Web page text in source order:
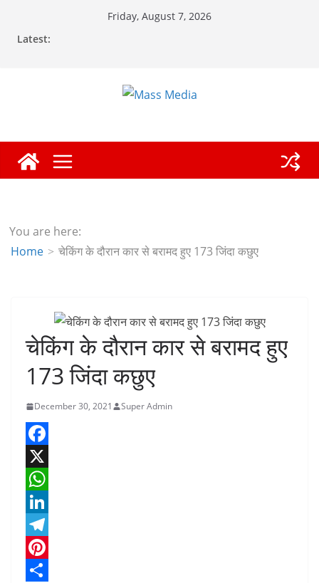
Friday, August 7, 2026
Latest:
You are here:
Home
चेकिंग के दौरान कार से बरामद हुए 173 जिंदा कछुए
चेकिंग के दौरान कार से बरामद हुए
173 जिंदा कछुए
December 30, 2021 Super Admin
F
a
c
e
b
o
X
W
h
a
L
n
T
eP